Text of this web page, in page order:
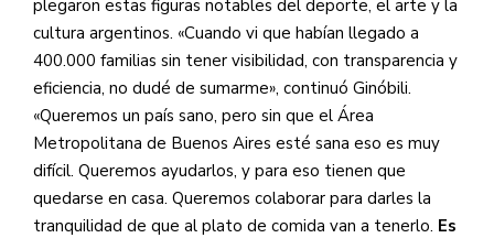
plegaron estas figuras notables del deporte, el arte y la
cultura argentinos. «Cuando vi que habían llegado a
400.000 familias sin tener visibilidad, con transparencia y
eficiencia, no dudé de sumarme», continuó Ginóbili.
«Queremos un país sano, pero sin que el Área
Metropolitana de Buenos Aires esté sana eso es muy
difícil. Queremos ayudarlos, y para eso tienen que
quedarse en casa. Queremos colaborar para darles la
tranquilidad de que al plato de comida van a tenerlo. Es